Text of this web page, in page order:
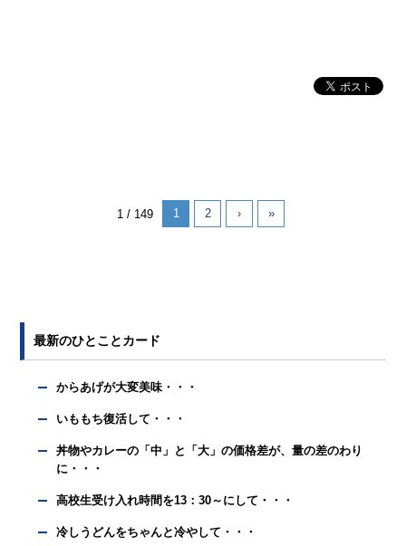
1 / 149 1 2 › »
最新のひとことカード
からあげが大変美味・・・
いももち復活して・・・
丼物やカレーの「中」と「大」の価格差が、量の差のわり
に・・・
高校生受け入れ時間を13：30～にして・・・
冷しうどんをちゃんと冷やして・・・